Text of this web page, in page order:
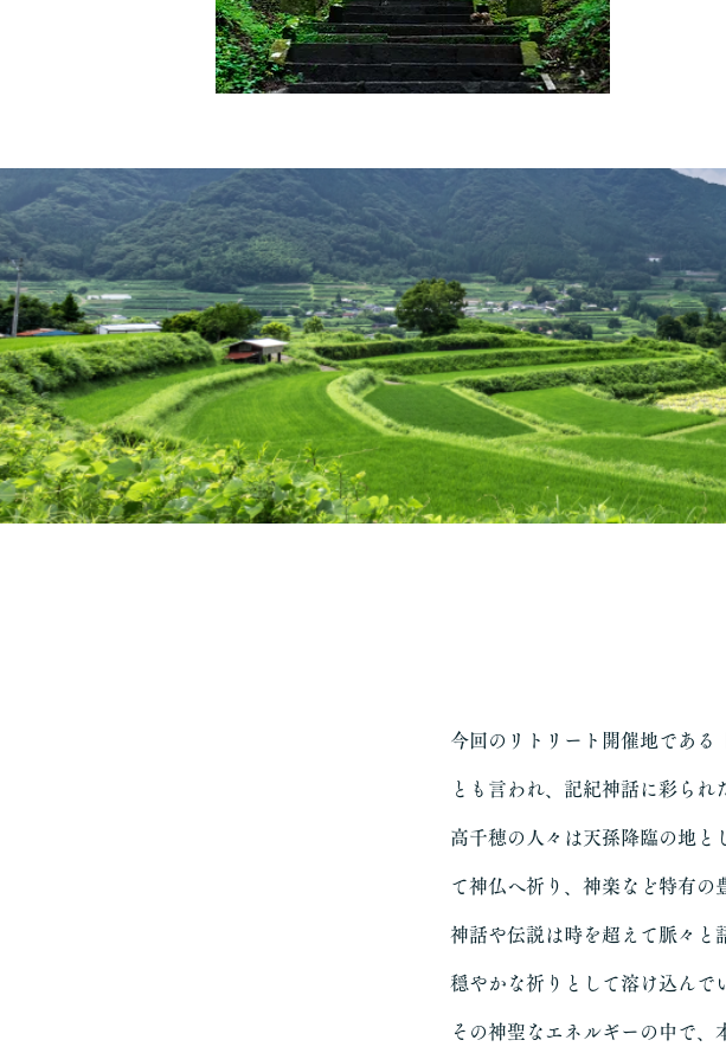
今回のリトリート開催地である
とも言われ、記紀神話に彩られ
高千穂の人々は天孫降臨の地と
て神仏へ祈り、神楽など特有の
神話や伝説は時を超えて脈々と
穏やかな祈りとして溶け込んで
その神聖なエネルギーの中で